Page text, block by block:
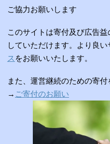
ご協力お願いします
このサイトは寄付及び広告
していただけます。より良
ス をお願いいたします。
また、運営継続のための寄付
→ ご寄付のお願い